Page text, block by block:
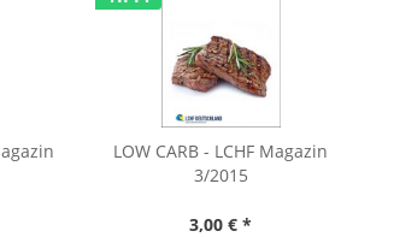
LOW CARB - LCHF Magazin
3/2015
3,00 € *